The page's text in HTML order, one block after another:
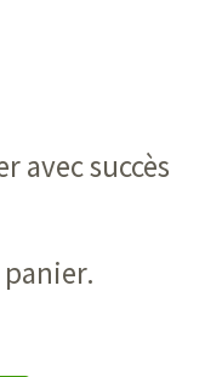
avec succès